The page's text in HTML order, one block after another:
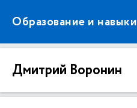
Образование и навыки
Дмитрий Воронин